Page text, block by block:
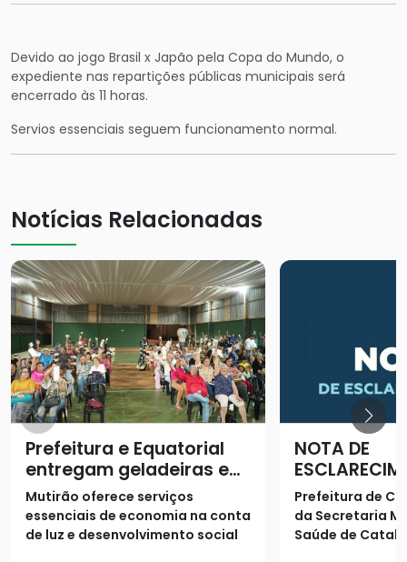
Devido ao jogo Brasil x Japão pela Copa do Mundo, o
expediente nas repartições públicas municipais será
encerrado às 11 horas.
Servios essenciais seguem funcionamento normal.
Notícias Relacionadas
Prefeitura e Equatorial
entregam geladeiras e
prestam serviços à
população
Mutirão oferece serviços
essenciais de economia na conta
de luz e desenvolvimento social
NOTA DE
Prefeitura de
da Secretaria
Saúde de